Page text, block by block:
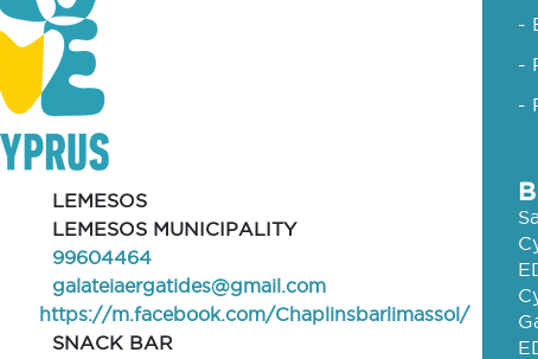
LEMESOS
LEMESOS MUNICIPALITY
99604464
galateiaergatides@gmail.com
https://m.facebook.com/Chaplinsbarlimassol/
SNACK BAR
-
-
-